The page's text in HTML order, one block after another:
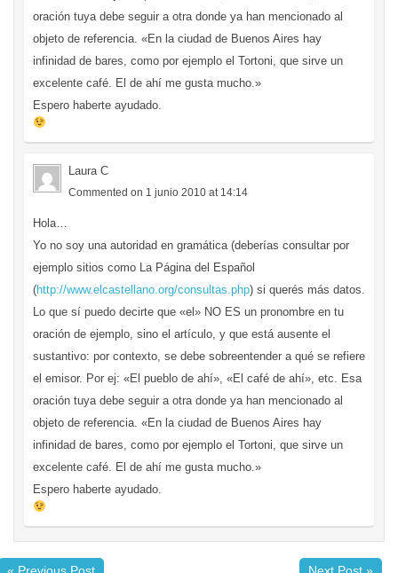
oración tuya debe seguir a otra donde ya han mencionado al
objeto de referencia. «En la ciudad de Buenos Aires hay
infinidad de bares, como por ejemplo el Tortoni, que sirve un
excelente café. El de ahí me gusta mucho.»
Espero haberte ayudado.
Laura C
Commented on 1 junio 2010 at 14:14
Hola…
Yo no soy una autoridad en gramática (deberías consultar por
ejemplo sitios como La Página del Español
(http://www.elcastellano.org/consultas.php) si querés más datos.
Lo que sí puedo decirte que «el» NO ES un pronombre en tu
oración de ejemplo, sino el artículo, y que está ausente el
sustantivo: por contexto, se debe sobreentender a qué se refiere
el emisor. Por ej: «El pueblo de ahí», «El café de ahí», etc. Esa
oración tuya debe seguir a otra donde ya han mencionado al
objeto de referencia. «En la ciudad de Buenos Aires hay
infinidad de bares, como por ejemplo el Tortoni, que sirve un
excelente café. El de ahí me gusta mucho.»
Espero haberte ayudado.